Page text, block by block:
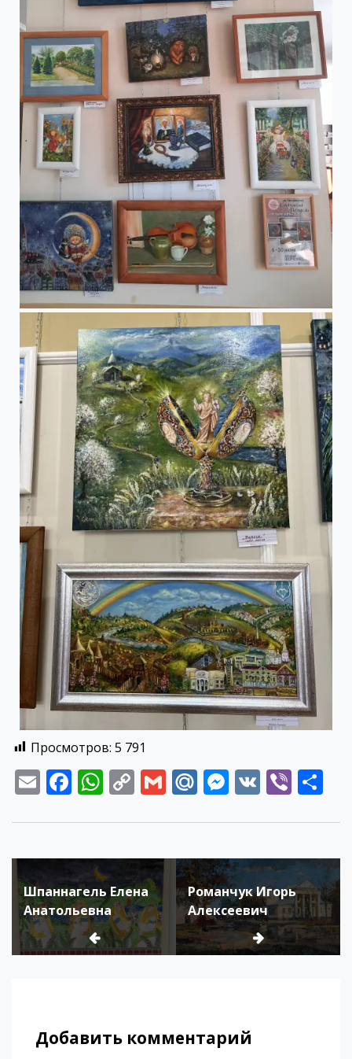
Просмотров: 5 791
EmailFacebook
WhatsApp
CopyGmailMail.Ru
VK Viber
Шпаннагель Елена
Анатольевна
Романчук Игорь
Алексеевич
Добавить комментарий